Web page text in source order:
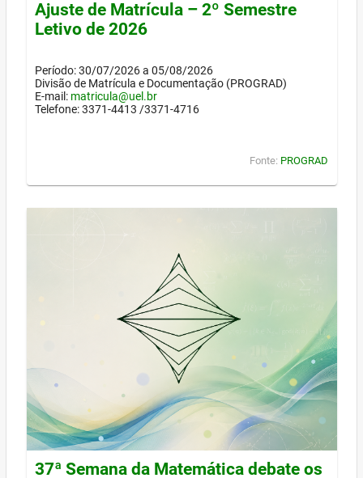
Ajuste de Matrícula – 2º Semestre
Letivo de 2026
Período: 30/07/2026 a 05/08/2026
Divisão de Matrícula e Documentação (PROGRAD)
E-mail: matricula@uel.br
Telefone: 3371-4413 /3371-4716
Fonte: PROGRAD
37ª Semana da Matemática debate os